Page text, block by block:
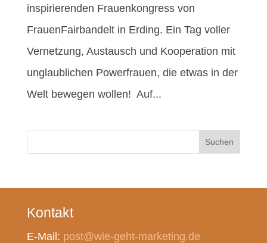
inspirierenden Frauenkongress von
FrauenFairbandelt in Erding. Ein Tag voller
Vernetzung, Austausch und Kooperation mit
unglaublichen Powerfrauen, die etwas in der
Welt bewegen wollen! Auf...
Suchen
Kontakt
E-Mail: post@wie-geht-marketing.de